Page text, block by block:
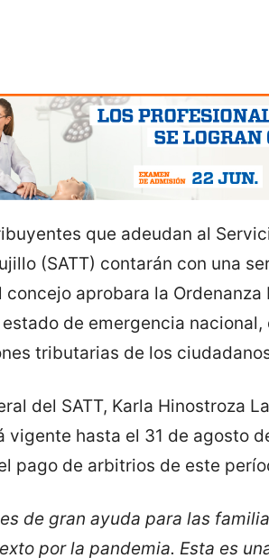
que adeudan al
(SATT) contarán con una
concejo aprobara la
de emergencia
tributarias de los
del SATT, Karla Hinostroza
vigente hasta el 31 de agosto
pago de arbitrios de este
de gran ayuda para las
por la pandemia. Esta es